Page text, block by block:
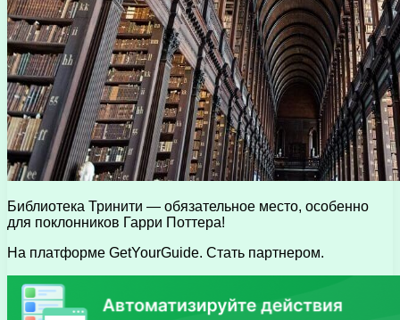
Библиотека Тринити — обязательное место, особенно
для поклонников Гарри Поттера!
На платформе GetYourGuide. Стать партнером.